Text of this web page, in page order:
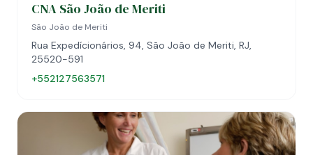
CNA São João de Meriti
São João de Meriti
Rua Expedícionários, 94, São João de Meriti, RJ,
25520-591
+552127563571